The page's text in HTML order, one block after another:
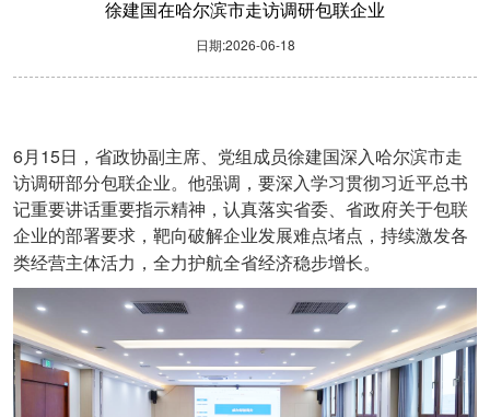
徐建国在哈尔滨市走访调研包联企业
日期:2026-06-18
6月 15日，省政协副主席、党组成员徐建国深入哈尔滨市走
访调研部分包联企业。他强调，要深入学习贯彻习近平总书
记重要讲话重要指示精神，认真落实省委、省政府关于包联
企业的部署要求，靶向破解企业发展难点堵点，持续激发各
类经营主体活力，全力护航全省经济稳步增长。